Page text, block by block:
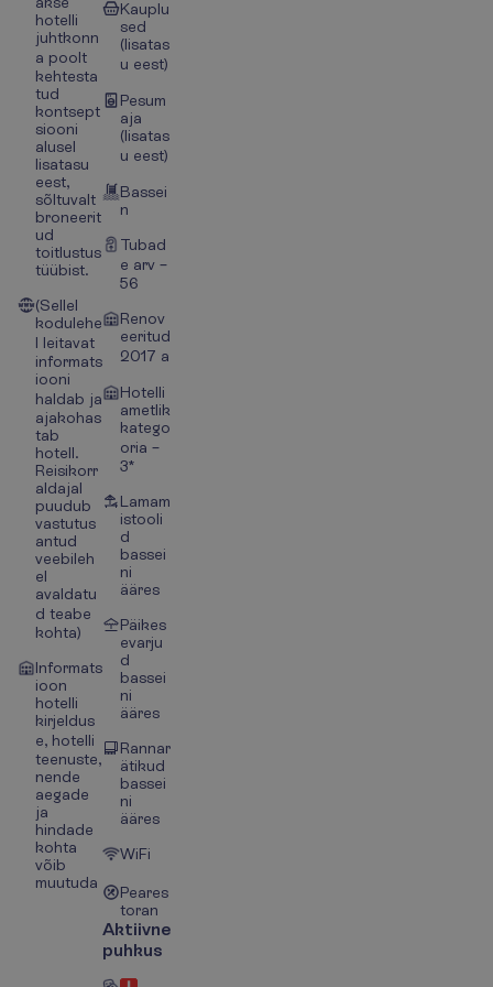
hotelli
juhtkonn
a poolt
kehtesta
tud
kontsept
siooni
alusel
lisatasu
eest,
sõltuvalt
broneerit
ud
toitlustus
tüübist.
(Sellel
kodulehe
l leitavat
informats
iooni
haldab ja
ajakohas
tab
hotell.
Reisikorr
aldajal
puudub
vastutus
antud
veebileh
el
avaldatu
d teabe
kohta)
Informats
ioon
hotelli
kirjeldus
e, hotelli
teenuste,
nende
aegade
ja
hindade
kohta
võib
muutuda
Kauplu
sed
(lisatas
u eest)
Pesum
aja
(lisatas
u eest)
Bassei
n
Tubad
e arv –
56
Renov
eeritud
2017 a
Hotelli
ametlik
katego
oria –
3*
Lamam
istooli
d
bassei
ni
ääres
Päikes
evarju
d
bassei
ni
ääres
Rannar
ätikud
bassei
ni
ääres
WiFi
Peares
toran
Aktiivne
puhkus